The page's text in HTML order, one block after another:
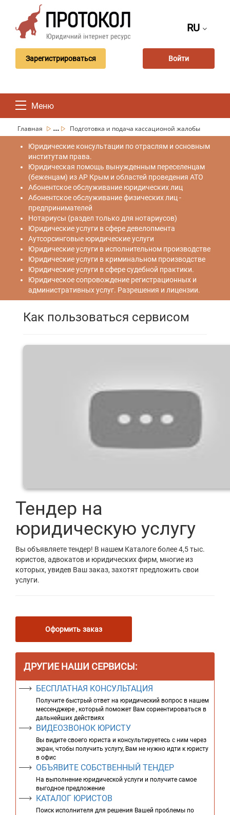
RU
Зарегистрироваться Войти
Меню
Главная ... Подготовка и подача кассационой жалобы
Юридические консультации по отраслям и основным
институтам права.
Юридическая помощь вынужденным переселенцам
(беженцам) из АР Крым и областей проведения АТО
Абонентское обслуживание юридических лиц
Абонентское обслуживание физических лиц -
предпринимателей
Нотариусы (раздел только для нотариусов)
Юридические услуги в сфере девелопмента
Аутсорсинговые юридические услуги
Юридические услуги в исполнительном производстве
Юридические услуги в криминальном производстве
Юридические услуги в сфере судебной практики.
Юридическое сопровождение регистрационных и
административных услуг. Разрешения и лицензии.
Как пользоваться сервисом
Тендер на
юридическую услугу
Вы объявляете тендер! В нашем Каталоге более 4,5 тыс.
юристов, адвокатов и юридических фирм, многие из
которых, увидев Ваш заказ, захотят предложить свои
услуги.
Оформить заказ
ДРУГИЕ НАШИ СЕРВИСЫ:
БЕСПЛАТНАЯ КОНСУЛЬТАЦИЯ
Получите быстрый ответ на юридический вопрос в нашем
мессенджере , который поможет Вам сориентироваться в
дальнейших действиях
ВИДЕОЗВОНОК ЮРИСТУ
Вы видите своего юриста и консультируетесь с ним через
экран, чтобы получить услугу, Вам не нужно идти к юристу
в офис
ОБЪЯВИТЕ СОБСТВЕННЫЙ ТЕНДЕР
На выполнение юридической услуги и получите самое
выгодное предложение
КАТАЛОГ ЮРИСТОВ
Поиск исполнителя для решения Вашей проблемы по